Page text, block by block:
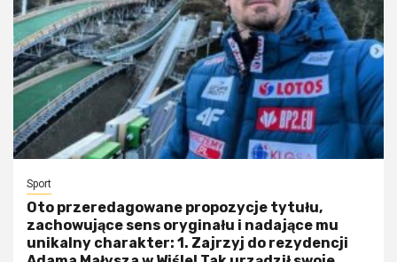
Sport
Oto przeredagowane propozycje tytułu,
zachowujące sens oryginału i nadające mu
unikalny charakter: 1. Zajrzyj do rezydencji